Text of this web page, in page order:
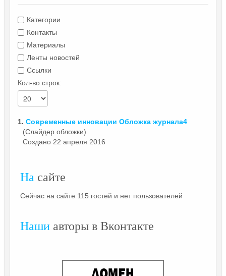
Категории
Контакты
Материалы
Ленты новостей
Ссылки
Кол-во строк:
1. Современные инновации Обложка журнала4
(Слайдер обложки)
Создано 22 апреля 2016
На сайте
Сейчас на сайте 115 гостей и нет пользователей
Наши авторы в Вконтакте